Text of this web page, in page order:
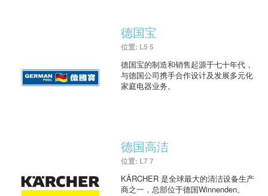
德国宝
位置: L5 5
德国宝的制造和销售起源于七十年代，
与德国公司携手合作设计及发展多元化
家庭电器业务。
德国高洁
位置: L7 7
KÄRCHER 是全球最大的清洁设备生产
商之一，总部位于德国Winnenden。